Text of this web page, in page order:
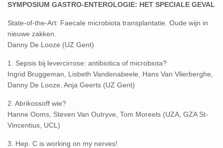
SYMPOSIUM GASTRO-ENTEROLOGIE: HET SPECIALE GEVAL
State-of-the-Art: Faecale microbiota transplantatie. Oude wijn in
nieuwe zakken.
Danny De Looze (UZ Gent)
1. Sepsis bij levercirrose: antibiotica of microbiota?
Ingrid Bruggeman, Lisbeth Vandenabeele, Hans Van Vlierberghe,
Danny De Looze, Anja Geerts (UZ Gent)
2. Abrikossoff wie?
Hanne Ooms, Steven Van Outryve, Tom Moreels (UZA, GZA St-
Vincentius, UCL)
3. Hep. C is working on my nerves!